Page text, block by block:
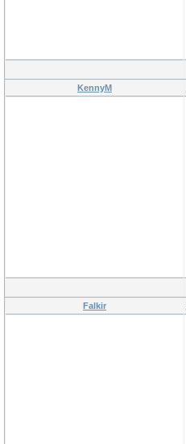
KennyM
Falkir